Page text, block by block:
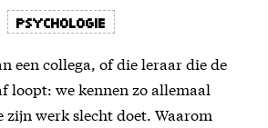
Psychologie
een collega, of die leraar die de
loopt: we kennen zo allemaal
zijn werk slecht doet. Waarom